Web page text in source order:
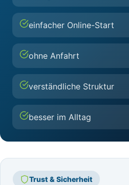
einfacher Online-Start
ohne Anfahrt
verständliche Struktur
besser im Alltag
Trust & Sicherheit